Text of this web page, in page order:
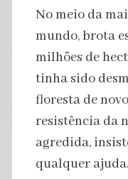
No meio da
mundo, brota
milhões de
tinha sido
floresta de
resistência da
agredida,
qualquer ajuda.